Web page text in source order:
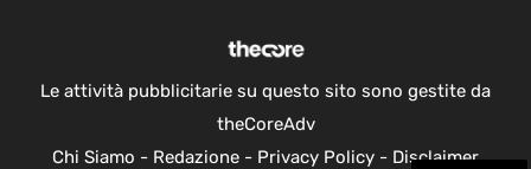
Le attività pubblicitarie su questo sito sono gestite da
theCoreAdv
Chi Siamo - Redazione - Privacy Policy - Disclaimer